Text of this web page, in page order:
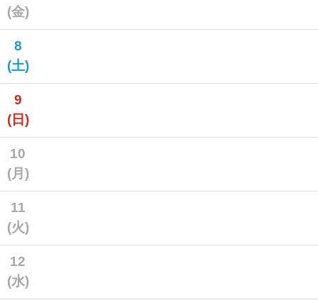
(金)
8
(土)
9
(日)
10
(月)
11
(火)
12
(水)